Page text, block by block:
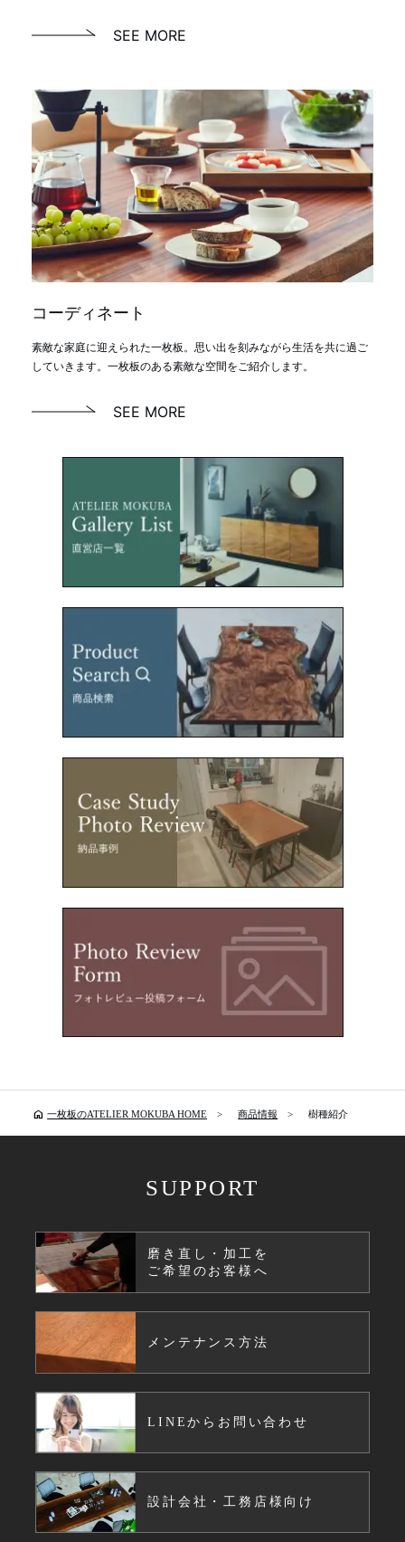
SEE MORE
コーディネート
素敵な家庭に迎えられた一枚板。思い出を刻みながら生活を共に過ご
していきます。一枚板のある素敵な空間をご紹介します。
SEE MORE
home 一枚板のATELIER MOKUBA HOME 商品情報 樹種紹介
SUPPORT
磨き直し・加工を
ご希望のお客様へ
メンテナンス方法
LINEからお問い合わせ
設計会社・工務店様向け